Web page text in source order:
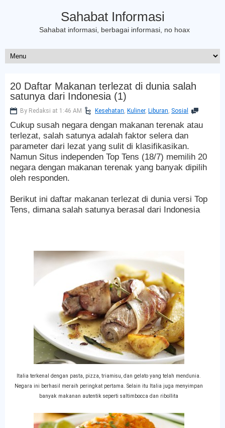
Sahabat Informasi
Sahabat informasi, berbagai informasi, no hoax
20 Daftar Makanan terlezat di dunia salah
satunya dari Indonesia (1)
By Redaksi at 1:46 AM Kesehatan, Kuliner, Liburan, Sosial
Cukup susah negara dengan makanan terenak atau
terlezat, salah satunya adalah faktor selera dan
parameter dari lezat yang sulit di klasifikasikan.
Namun Situs independen Top Tens (18/7) memilih 20
negara dengan makanan terenak yang banyak dipilih
oleh responden.
Berikut ini daftar makanan terlezat di dunia versi Top
Tens, dimana salah satunya berasal dari Indonesia
Italia terkenal dengan pasta, pizza, triamisu, dan gelato yang telah mendunia.
Negara ini berhasil meraih peringkat pertama. Selain itu Italia juga menyimpan
banyak makanan autentik seperti saltimbocca dan ribollita